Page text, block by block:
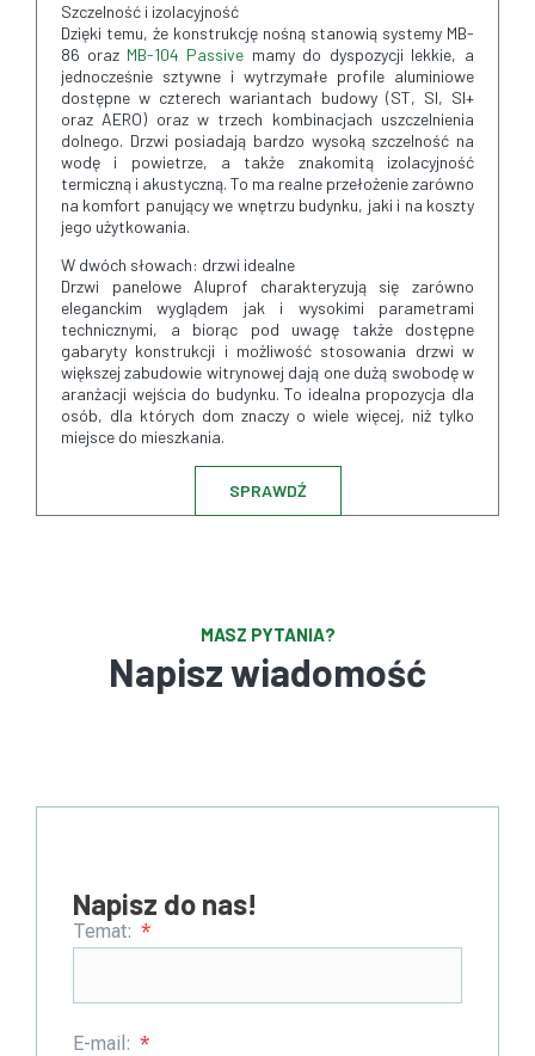
Szczelność i izolacyjność
Dzięki temu, że konstrukcję nośną stanowią systemy MB-
86 oraz MB-104 Passive mamy do dyspozycji lekkie, a
jednocześnie sztywne i wytrzymałe profile aluminiowe
dostępne w czterech wariantach budowy (ST, SI, SI+
oraz AERO) oraz w trzech kombinacjach uszczelnienia
dolnego. Drzwi posiadają bardzo wysoką szczelność na
wodę i powietrze, a także znakomitą izolacyjność
termiczną i akustyczną. To ma realne przełożenie zarówno
na komfort panujący we wnętrzu budynku, jaki i na koszty
jego użytkowania.
W dwóch słowach: drzwi idealne
Drzwi panelowe Aluprof charakteryzują się zarówno
eleganckim wyglądem jak i wysokimi parametrami
technicznymi, a biorąc pod uwagę także dostępne
gabaryty konstrukcji i możliwość stosowania drzwi w
większej zabudowie witrynowej dają one dużą swobodę w
aranżacji wejścia do budynku. To idealna propozycja dla
osób, dla których dom znaczy o wiele więcej, niż tylko
miejsce do mieszkania.
SPRAWDŹ
MASZ PYTANIA?
Napisz wiadomość
Napisz do nas!
Temat:
E-mail: